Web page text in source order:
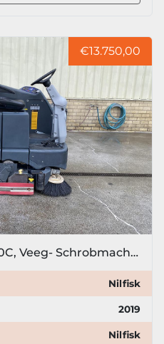
€13.750,00
2019 Nilfisk SC6500 1100C, Veeg- Schrobmachine
Nilfisk
2019
Nilfisk